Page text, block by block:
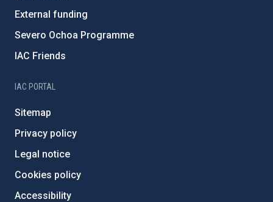
External funding
Severo Ochoa Programme
IAC Friends
IAC PORTAL
Sitemap
Privacy policy
Legal notice
Cookies policy
Accessibility